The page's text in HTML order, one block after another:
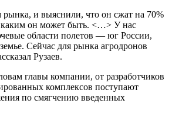
и выяснили, что он сжат на 70%
каким он может быть. <…> У нас
области полетов — юг России,
Сейчас для рынка агродронов
Рузаев.
главы компании, от разработчиков
комплексов поступают
по смягчению введенных